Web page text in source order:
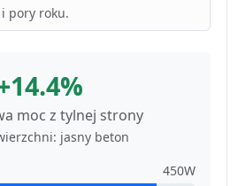
pory roku.
moc z tylnej strony
jasny beton
450W